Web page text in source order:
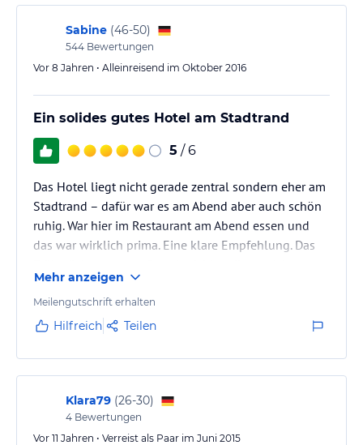
Sabine (46-50)
544 Bewertungen
Vor 8 Jahren • Alleinreisend im Oktober 2016
Ein solides gutes Hotel am Stadtrand
5 / 6
Das Hotel liegt nicht gerade zentral sondern eher am
Stadtrand – dafür war es am Abend aber auch schön
ruhig. War hier im Restaurant am Abend essen und
das war wirklich prima. Eine klare Empfehlung. Das
nichts zu meckern. Mein Zimmer war aber eher
durchschnittlich – Einrichtung nicht gerade modern,
Sauberkeit aber soweit gut. Das Zimmer wie das
Eindruck. In Summe Essen gut, Service ohne Problem,
Zimmer durchschnittlich.…
Mehr anzeigen
Meilengutschrift erhalten
Hilfreich Teilen
Klara79 (26-30)
4 Bewertungen
Vor 11 Jahren • Verreist als Paar im Juni 2015